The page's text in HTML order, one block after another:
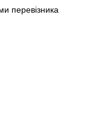
перевізника